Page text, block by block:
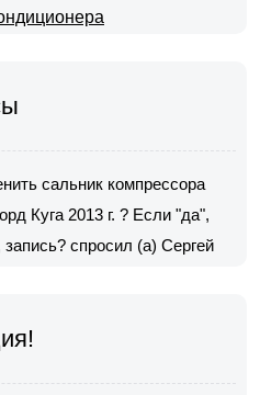
сальник компрессора
Куга 2013 г. ? Если "да",
запись? спросил (а) Сергей